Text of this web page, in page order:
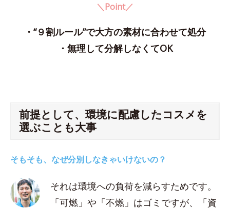
＼Point／
・“９割ルール”で大方の素材に合わせて処分
・無理して分解しなくてOK
前提として、環境に配慮したコスメを
選ぶことも大事
そもそも、なぜ分別しなきゃいけないの？
それは環境への負荷を減らすためです。
「可燃」や「不燃」はゴミですが、「資